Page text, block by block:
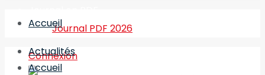
Journal PDF 2026
Connexion
Accueil
Actualités
Accueil